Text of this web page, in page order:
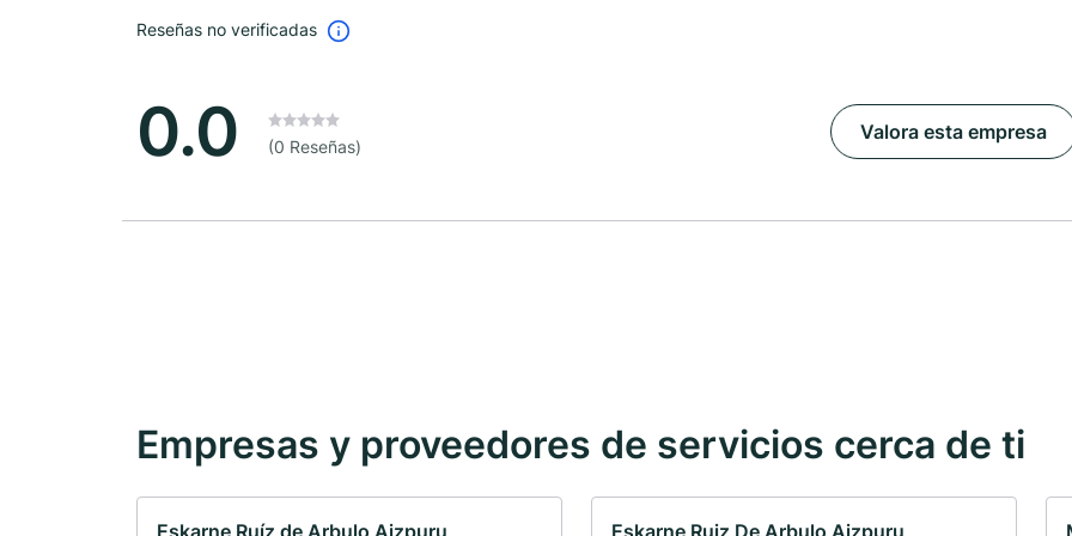
Reseñas no verificadas
0.0 (0 Reseñas)
Valora esta empresa
Empresas y proveedores de servicios cerca de ti